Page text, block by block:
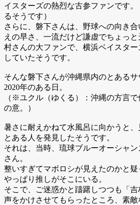
イスターズの熱烈な古参ファンです
るそうです）
さらに、磐下さんは、野球への向き
えの早さ、一流だけど謙虚でちょっ
村さんの大ファンで、横浜ベイスタ
していたそうです。
そんな磐下さんが沖縄県内のとある
2020年のある日。
（※ユクル（ゆくる）：沖縄の方言
の意。）
暑さに耐えかねて水風呂に向かうと、
とある人を発見したそうです。
それは、当時、琉球ブルーオーシャ
さん。
整いすぎてマボロシが見えたのかと
やっぱり推しがそこにいる。
そこで、ご迷惑かと躊躇しつつも「
声をかけさせてもらったところ、素敵